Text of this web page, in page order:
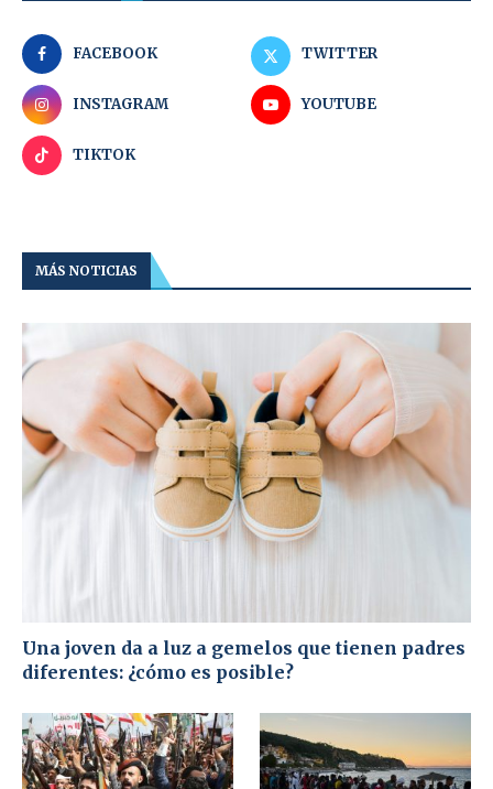
FACEBOOK TWITTER
INSTAGRAM YOUTUBE
TIKTOK
MÁS NOTICIAS
Una joven da a luz a gemelos que tienen padres
diferentes: ¿cómo es posible?